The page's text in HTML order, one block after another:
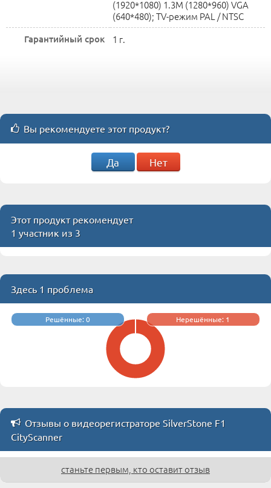
(1920*1080) 1.3M (1280*960) VGA
(640*480); TV-режим PAL / NTSC
Гарантийный срок 1 г.
Вы рекомендуете этот продукт?
Да Нет
Этот продукт рекомендует
1 участник из 3
Здесь 1 проблема
Решённые: 0 Нерешённые: 1
Отзывы о видеорегистраторе SilverStone F1
CityScanner
станьте первым, кто оставит отзыв